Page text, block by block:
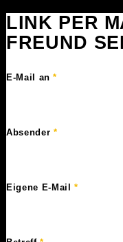
LINK PER
FREUND
E-Mail an *
Absender *
Eigene E-Mail *